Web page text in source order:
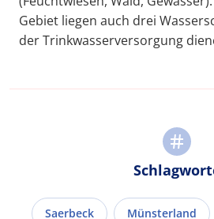
Gebiet liegen auch drei
der Trinkwasserversorgung
Saerbeck Münsterland